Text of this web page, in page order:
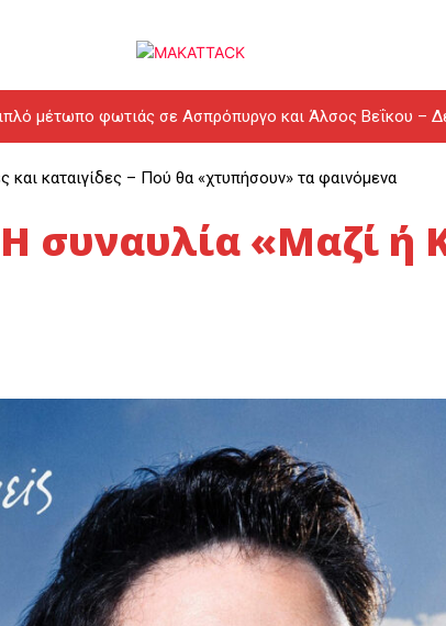
μέτωπο φωτιάς σε Ασπρόπυργο και Άλσος Βεΐκου –
καταιγίδες – Πού θα «χτυπήσουν» τα φαινόμενα
συναυλία «Μαζί ή